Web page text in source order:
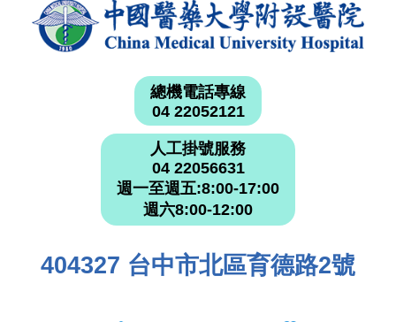
總機電話專線
04 22052121
人工掛號服務
04 22056631
週一至週五:8:00-17:00
週六8:00-12:00
404327 台中市北區育德路2號